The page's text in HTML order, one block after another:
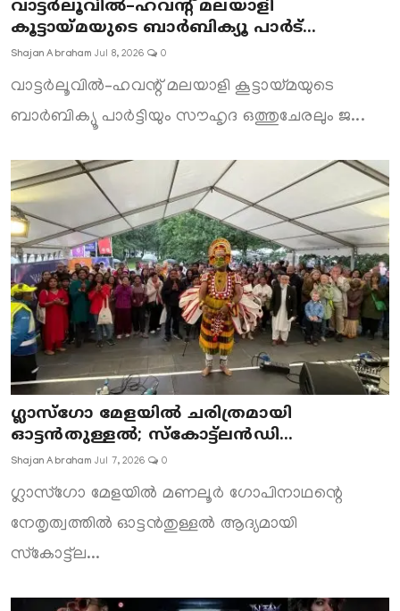
വാട്ടർലൂവിൽ–ഹവന്റ് മലയാളി
കൂട്ടായ്മയുടെ ബാർബിക്യൂ പാർട്...
Shajan Abraham Jul 8, 2026 0
വാട്ടർലൂവിൽ–ഹവന്റ് മലയാളി കൂട്ടായ്മയുടെ
ബാർബിക്യൂ പാർട്ടിയും സൗഹൃദ ഒത്തുചേരലും ജ...
ഗ്ലാസ്‌ഗോ മേളയിൽ ചരിത്രമായി
ഓട്ടൻതുള്ളൽ; സ്‌കോട്ട്‌ലൻഡി...
Shajan Abraham Jul 7, 2026 0
ഗ്ലാസ്‌ഗോ മേളയിൽ മണലൂർ ഗോപിനാഥന്റെ
നേതൃത്വത്തിൽ ഓട്ടൻതുള്ളൽ ആദ്യമായി
സ്‌കോട്ട്‌ല...